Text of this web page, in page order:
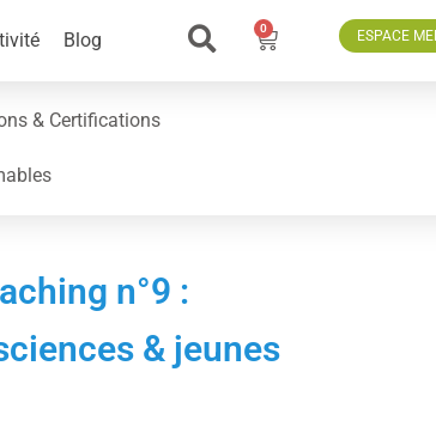
Blog
0 ESPACE
& Certifications
n°9 :
& jeunes